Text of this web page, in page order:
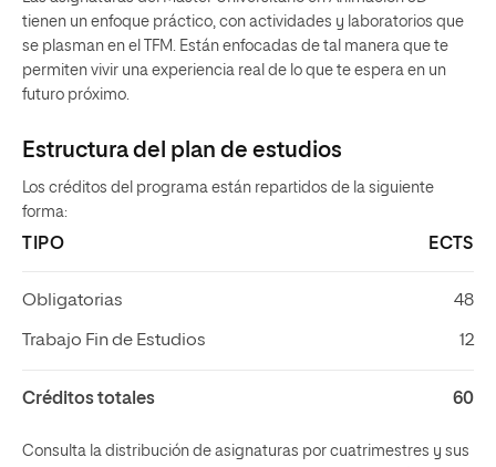
tienen un enfoque práctico, con actividades y laboratorios que
se plasman en el TFM. Están enfocadas de tal manera que te
permiten vivir una experiencia real de lo que te espera en un
futuro próximo.
Estructura del plan de estudios
Los créditos del programa están repartidos de la siguiente
forma:
TIPO ECTS
Obligatorias 48
Trabajo Fin de Estudios 12
Créditos totales 60
Consulta la distribución de asignaturas por cuatrimestres y sus